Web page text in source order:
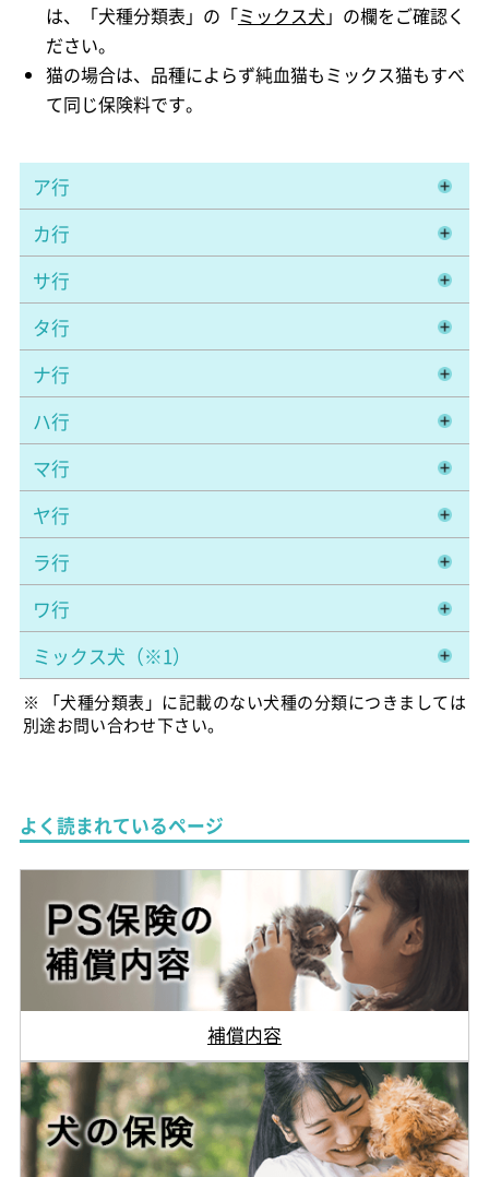
は、「犬種分類表」の「ミックス犬 」の欄をご確認く
ださい。
猫の場合は、品種によらず純血猫もミックス猫もすべ
て同じ保険料です。
ア行
カ行
サ行
タ行
ナ行
ハ行
マ行
ヤ行
ラ行
ワ行
ミックス犬（※1）
※ 「犬種分類表」に記載のない犬種の分類につきましては
別途お問い合わせ下さい。
よく読まれているページ
補償内容